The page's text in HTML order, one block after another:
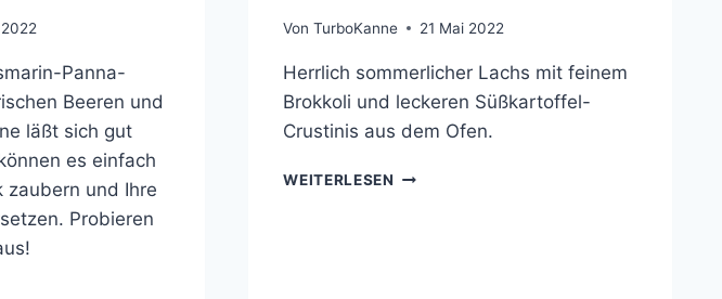
Panna-
Beeren und
läßt sich gut
es einfach
zaubern und Ihre
Probieren
Von TurboKanne 21 Mai 2022
Herrlich sommerlicher Lachs mit feinem
Brokkoli und leckeren Süßkartoffel-
Crustinis aus dem Ofen.
WEITERLESEN LACHSFILET